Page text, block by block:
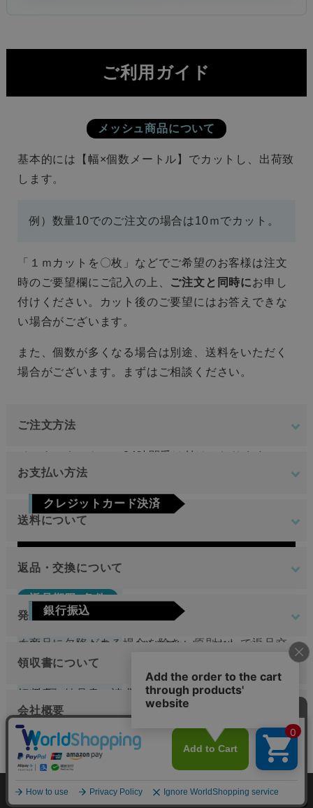
メッシュ加工
オーダーメイド
見積もり
今すぐ相談
ご利用ガイド
メッシュ商品について
基本的には【幅×個数メートル】でカットし、出荷致
します。
例）数量10でのご注文の場合は10ｍでカット。
「１ｍカットを〇枚」などでご希望のお客様は注文
時のご要望欄にご記入の上、 ご注文と同時にお申し
付けください。カット後のご要望にはお答えできな
い場合がございます。
また、個数が多くなる場合は別途、送料をいただく
場合がございます。まずはご相談ください。
ご注文方法
インターネットにて24時間受け付けております。
日のみです。
お支払い方法
クレジットカード決済
Visa Mastercard JCB
AMEX
銀行振込
ご注文確定後7日以内に指定の口座へお振込みを
お願いいたします。ご入金確認後の商品手配と
なります。ご入金確認後から4～5日営業日以内
の商品手配となります。手数料はご負担をお願
いいたします。
楽天銀行決済
注文確認画面の後に、楽天銀行決済のログイン
送料について
地域
東北
関東
近畿
中国
四国
九州
送料無料
沖縄
4,400円（税込）
返品・交換について
返品期限･条件
切り売り商品やメーカー取り寄せ商品の場合、著し
く商品に欠陥がある場合を除き、原則として返品交
換を受け付けておりません。
切り売り商品やメーカー取り寄せ商品の場合、著し
く商品に欠陥がある場合を除き、原則として返品交
換を受け付けておりません。
発送について
原則として注文日より2営業日以内に発送いたしま
す。
万が一、在庫切れの場合は改めてこちらからご連絡
させて頂きます。
下記の選択肢からご希望の配送時間をご指定頂
領収書について
領収書（納品書、請求書）が必要な方はご注文時に
お申し付けください。
会社概要
運営会社
tantore株式会社
個人情報の取り扱いについて 特定商取引法に関する表示